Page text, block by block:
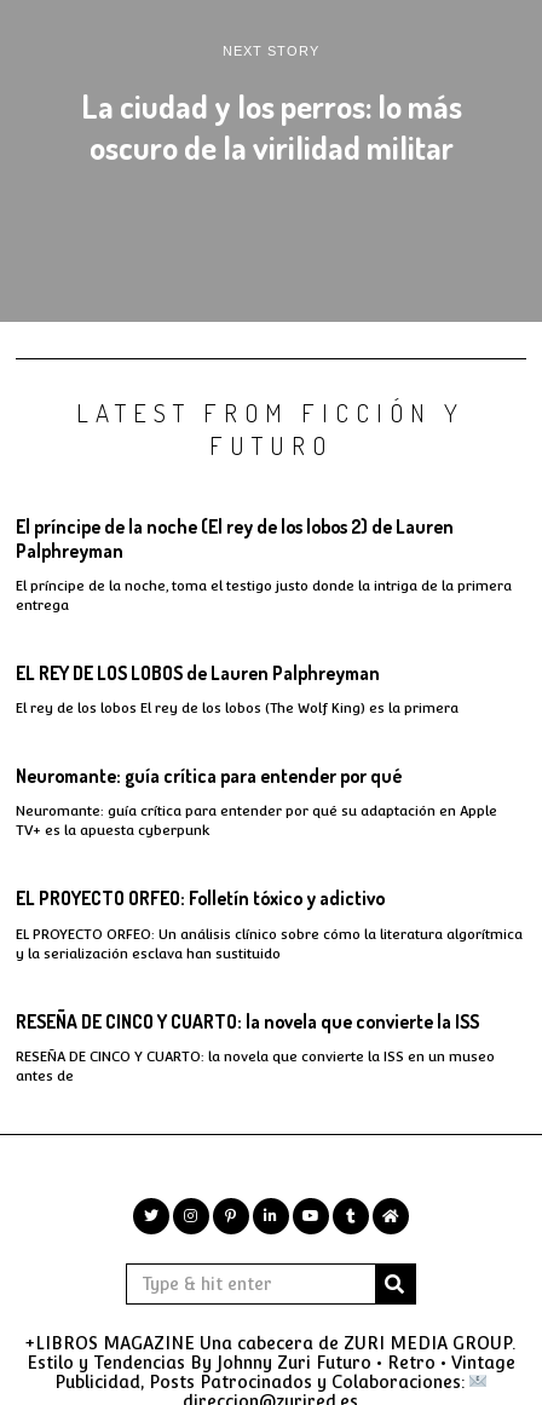
NEXT STORY
La ciudad y los perros: lo más
oscuro de la virilidad militar
LATEST FROM FICCIÓN Y
FUTURO
El príncipe de la noche (El rey de los lobos 2) de Lauren
Palphreyman
El príncipe de la noche, toma el testigo justo donde la intriga de la primera
entrega
EL REY DE LOS LOBOS de Lauren Palphreyman
El rey de los lobos El rey de los lobos (The Wolf King) es la primera
Neuromante: guía crítica para entender por qué
Neuromante: guía crítica para entender por qué su adaptación en Apple
TV+ es la apuesta cyberpunk
EL PROYECTO ORFEO: Folletín tóxico y adictivo
EL PROYECTO ORFEO: Un análisis clínico sobre cómo la literatura algorítmica
y la serialización esclava han sustituido
RESEÑA DE CINCO Y CUARTO: la novela que convierte la ISS
RESEÑA DE CINCO Y CUARTO: la novela que convierte la ISS en un museo
antes de
+LIBROS MAGAZINE Una cabecera de ZURI MEDIA GROUP.
Estilo y Tendencias By Johnny Zuri Futuro • Retro • Vintage
Publicidad, Posts Patrocinados y Colaboraciones: